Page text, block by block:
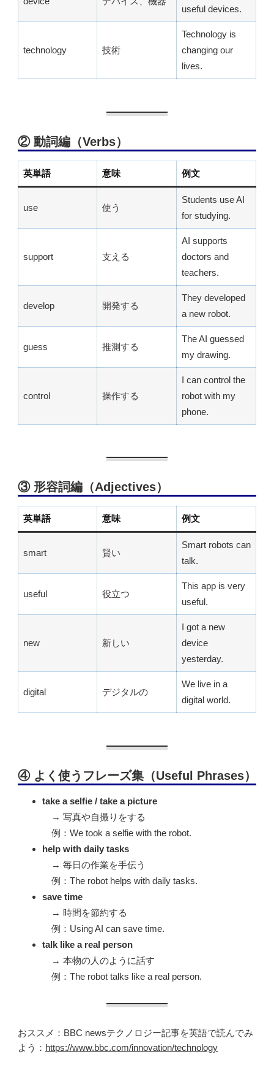
useful devices.
technology 技術
Technology is
changing our
lives.
② 動詞編（Verbs）
英単語 意味 例文
use 使う
Students use AI
for studying.
support 支える
AI supports
doctors and
teachers.
develop 開発する
They developed
a new robot.
guess 推測する
The AI guessed
my drawing.
control 操作する
I can control the
robot with my
phone.
③ 形容詞編（Adjectives）
英単語 意味 例文
smart 賢い
Smart robots can
talk.
useful 役立つ
This app is very
useful.
new 新しい
I got a new
device
yesterday.
digital デジタルの
We live in a
digital world.
④ よく使うフレーズ集（Useful Phrases）
take a selfie / take a picture
→ 写真や自撮りをする
例：We took a selfie with the robot.
help with daily tasks
→ 毎日の作業を手伝う
例：The robot helps with daily tasks.
save time
→ 時間を節約する
例：Using AI can save time.
talk like a real person
→ 本物の人のように話す
例：The robot talks like a real person.
おススメ：BBC newsテクノロジー記事を英語で読んでみ
よう： https://www.bbc.com/innovation/technology